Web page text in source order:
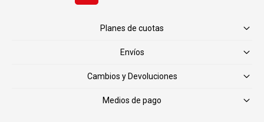
Planes de cuotas
Envíos
Cambios y Devoluciones
Medios de pago